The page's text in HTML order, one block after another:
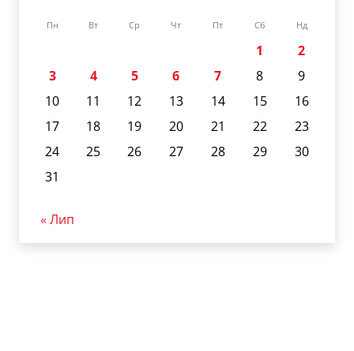
Пн Вт Ср Чт Пт Сб Нд
1
2
3
4 5 6 7 8
9
10
11 12 13 14 15
16
17
18 19 20 21 22
23
24
25 26 27 28 29
30
31
« Лип